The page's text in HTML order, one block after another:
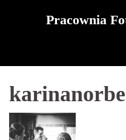
Pracownia